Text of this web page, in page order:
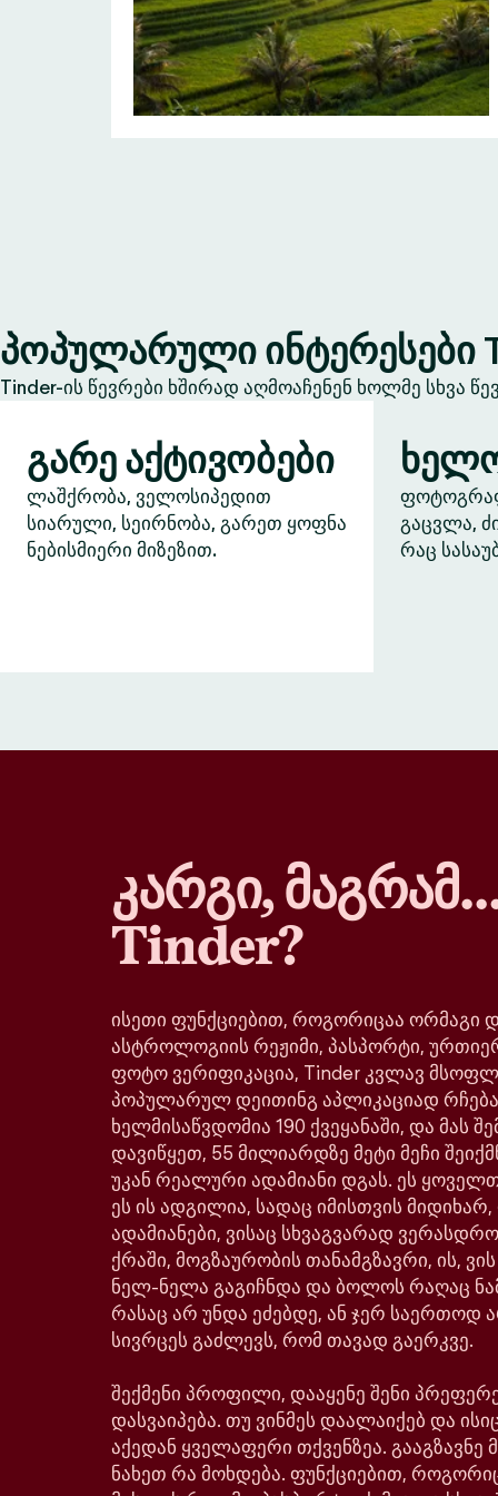
პოპულარული ინტერესები
Tinder-ის წევრები ხშირად აღმოაჩენენ ხოლმე სხვა
გარე აქტივობები
ლაშქრობა, ველოსიპედით
სიარული, სეირნობა, გარეთ ყოფნა
ნებისმიერი მიზეზით.
გაცვლა,
რაც
კარგი,
Tinder?
ისეთი ფუნქციებით, როგორიცაა ორმაგი
ასტროლოგიის რეჟიმი, პასპორტი,
ფოტო ვერიფიკაცია, Tinder კვლავ
პოპულარულ დეითინგ აპლიკაციად
ხელმისაწვდომია 190 ქვეყანაში, და მას
დავიწყეთ, 55 მილიარდზე მეტი მეჩი
უკან რეალური ადამიანი დგას. ეს
ეს ის ადგილია, სადაც იმისთვის
ადამიანები, ვისაც სხვაგვარად
ქრაში, მოგზაურობის თანამგზავრი, ის,
ნელ-ნელა გაგიჩნდა და ბოლოს რაღაც
რასაც არ უნდა ეძებდე, ან ჯერ საერთოდ
სივრცეს გაძლევს, რომ თავად გაერკვე.
შექმენი პროფილი, დააყენე შენი
დასვაიპება. თუ ვინმეს დაალაიქებ და
აქედან ყველაფერი თქვენზეა. გააგზავნე
ნახეთ რა მოხდება. ფუნქციებით,